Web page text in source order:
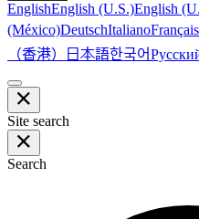
EnglishEnglish (U.S.)English
(México)DeutschItalianoFrançais
（香港） 日本語한국어
Site search
Search